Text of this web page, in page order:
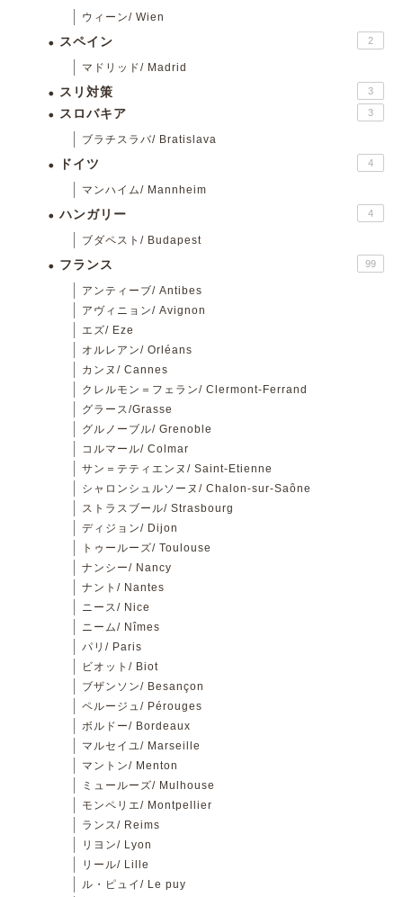
ウィーン/ Wien
スペイン 2
マドリッド/ Madrid
スリ対策 3
スロバキア 3
ブラチスラバ/ Bratislava
ドイツ 4
マンハイム/ Mannheim
ハンガリー 4
ブダペスト/ Budapest
フランス 99
アンティーブ/ Antibes
アヴィニョン/ Avignon
エズ/ Eze
オルレアン/ Orléans
カンヌ/ Cannes
クレルモン＝フェラン/ Clermont-Ferrand
グラース/Grasse
グルノーブル/ Grenoble
コルマール/ Colmar
サン＝テティエンヌ/ Saint-Etienne
シャロンシュルソーヌ/ Chalon-sur-Saône
ストラスブール/ Strasbourg
ディジョン/ Dijon
トゥールーズ/ Toulouse
ナンシー/ Nancy
ナント/ Nantes
ニース/ Nice
ニーム/ Nîmes
パリ/ Paris
ビオット/ Biot
ブザンソン/ Besançon
ペルージュ/ Pérouges
ボルドー/ Bordeaux
マルセイユ/ Marseille
マントン/ Menton
ミュールーズ/ Mulhouse
モンペリエ/ Montpellier
ランス/ Reims
リヨン/ Lyon
リール/ Lille
ル・ピュイ/ Le puy